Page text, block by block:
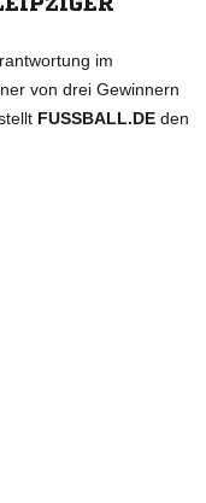
im
von drei Gewinnern
FUSSBALL.DE den